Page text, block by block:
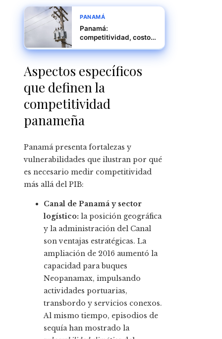
PANAMÁ
Panamá:
competitividad, costos
por la infraestructura
Aspectos específicos
que definen la
competitividad
panameña
Panamá presenta fortalezas y
vulnerabilidades que ilustran por qué
es necesario medir competitividad
más allá del PIB:
Canal de Panamá y sector
logístico: la posición geográfica
y la administración del Canal
son ventajas estratégicas. La
ampliación de 2016 aumentó la
capacidad para buques
Neopanamax, impulsando
actividades portuarias,
transbordo y servicios conexos.
Al mismo tiempo, episodios de
sequía han mostrado la